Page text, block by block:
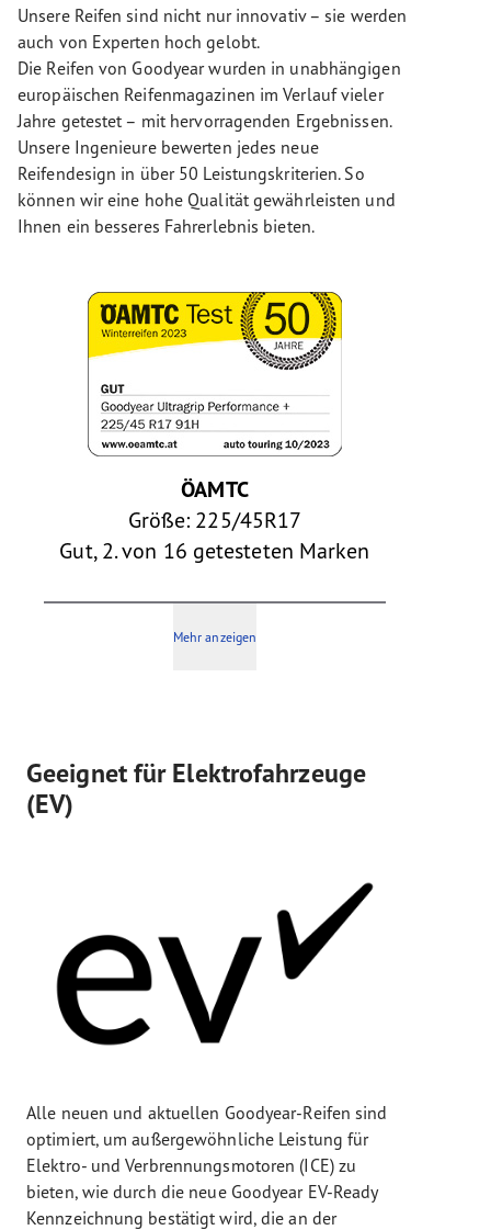
Unsere Reifen sind nicht nur innovativ – sie werden
auch von Experten hoch gelobt.
Die Reifen von Goodyear wurden in unabhängigen
europäischen Reifenmagazinen im Verlauf vieler
Jahre getestet – mit hervorragenden Ergebnissen.
Unsere Ingenieure bewerten jedes neue
Reifendesign in über 50 Leistungskriterien. So
können wir eine hohe Qualität gewährleisten und
Ihnen ein besseres Fahrerlebnis bieten.
ÖAMTC
Größe: 225/45R17
Gut, 2. von 16 getesteten Marken
Mehr anzeigen
Geeignet für Elektrofahrzeuge
(EV)
Alle neuen und aktuellen Goodyear-Reifen sind
optimiert, um außergewöhnliche Leistung für
Elektro- und Verbrennungsmotoren (ICE) zu
bieten, wie durch die neue Goodyear EV-Ready
Kennzeichnung bestätigt wird, die an der